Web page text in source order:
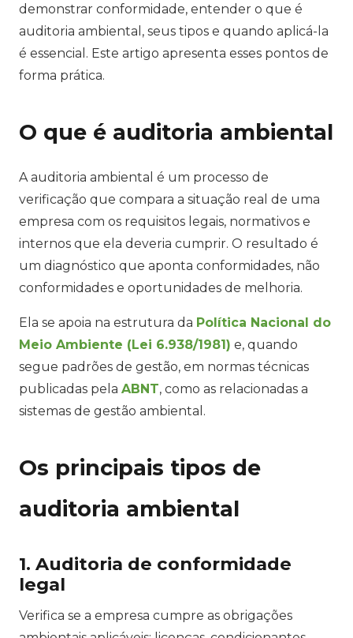
demonstrar conformidade, entender o que é
auditoria ambiental, seus tipos e quando aplicá-la
é essencial. Este artigo apresenta esses pontos de
forma prática.
O que é auditoria ambiental
A auditoria ambiental é um processo de
verificação que compara a situação real de uma
empresa com os requisitos legais, normativos e
internos que ela deveria cumprir. O resultado é
um diagnóstico que aponta conformidades, não
conformidades e oportunidades de melhoria.
Ela se apoia na estrutura da Política Nacional do
Meio Ambiente (Lei 6.938/1981) e, quando
segue padrões de gestão, em normas técnicas
publicadas pela ABNT, como as relacionadas a
sistemas de gestão ambiental.
Os principais tipos de
auditoria ambiental
1. Auditoria de conformidade
legal
Verifica se a empresa cumpre as obrigações